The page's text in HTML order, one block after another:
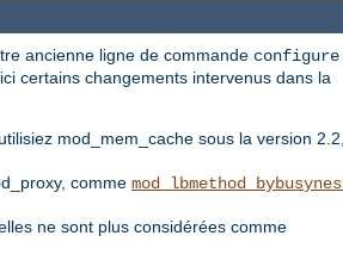
ancienne ligne de commande configure
certains changements intervenus dans la
mod_mem_cache sous la version 2.2,
comme
ne sont plus considérées comme